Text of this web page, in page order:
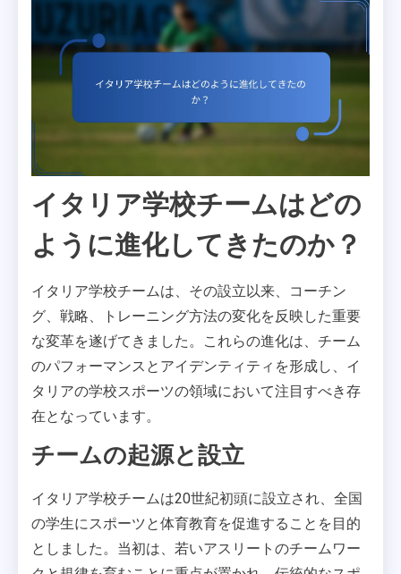
イタリア学校チームはどの
ように進化してきたのか？
イタリア学校チームは、その設立以来、コーチン
グ、戦略、トレーニング方法の変化を反映した重要
な変革を遂げてきました。これらの進化は、チーム
のパフォーマンスとアイデンティティを形成し、イ
タリアの学校スポーツの領域において注目すべき存
在となっています。
チームの起源と設立
イタリア学校チームは20世紀初頭に設立され、全国
の学生にスポーツと体育教育を促進することを目的
としました。当初は、若いアスリートのチームワー